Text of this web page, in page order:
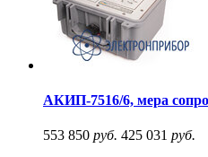
АКИП-7516/6, мера
553 850 руб. 425 031 руб.